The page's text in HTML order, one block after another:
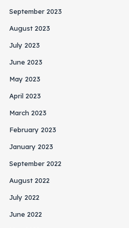
September 2023
August 2023
July 2023
June 2023
May 2023
April 2023
March 2023
February 2023
January 2023
September 2022
August 2022
July 2022
June 2022